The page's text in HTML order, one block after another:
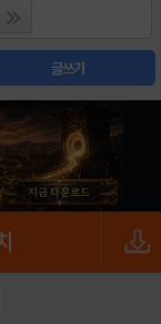
글쓰기